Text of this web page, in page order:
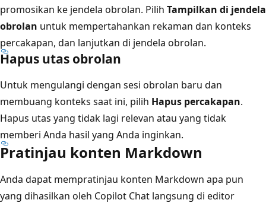
promosikan ke jendela obrolan. Pilih Tampilkan di jendela
obrolan untuk mempertahankan rekaman dan konteks
percakapan, dan lanjutkan di jendela obrolan.
Hapus utas obrolan
Untuk mengulangi dengan sesi obrolan baru dan
membuang konteks saat ini, pilih Hapus percakapan.
Hapus utas yang tidak lagi relevan atau yang tidak
memberi Anda hasil yang Anda inginkan.
Pratinjau konten Markdown
Anda dapat mempratinjau konten Markdown apa pun
yang dihasilkan oleh Copilot Chat langsung di editor